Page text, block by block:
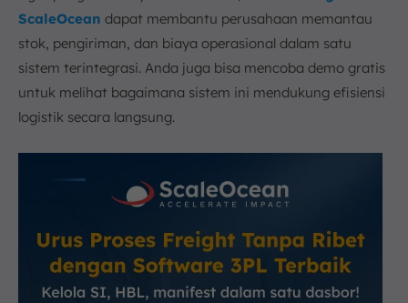
ScaleOcean dapat membantu perusahaan memantau
stok, pengiriman, dan biaya operasional dalam satu
sistem terintegrasi. Anda juga bisa mencoba demo gratis
untuk melihat bagaimana sistem ini mendukung efisiensi
logistik secara langsung.